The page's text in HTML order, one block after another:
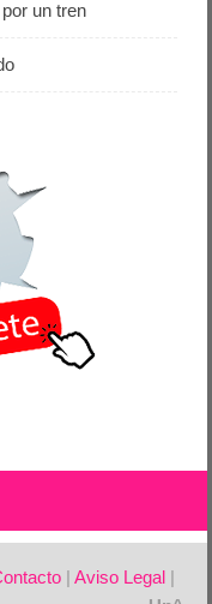
un tren
|Aviso Legal |